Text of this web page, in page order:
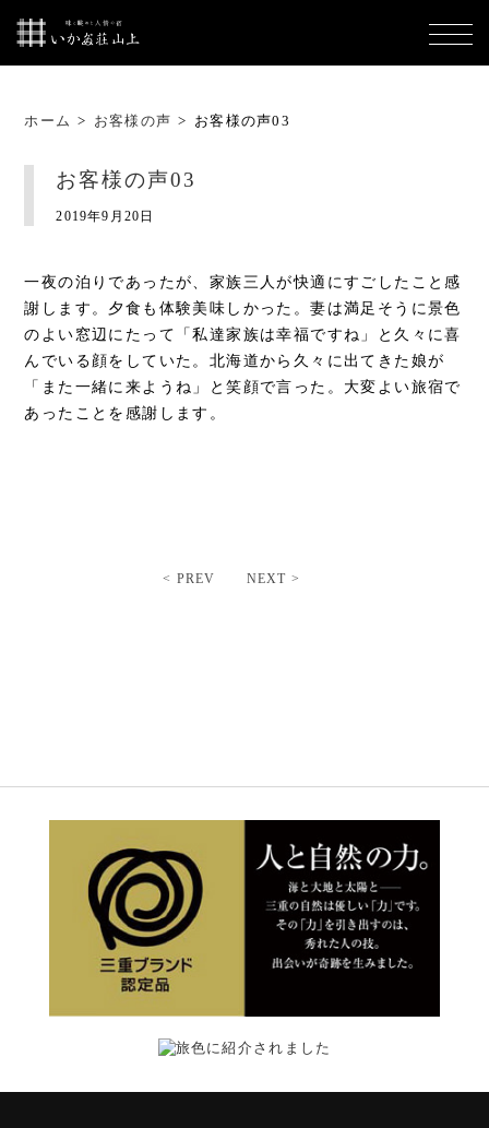
ホーム > お客様の声 > お客様の声03
お客様の声03
2019年9月20日
一夜の泊りであったが、家族三人が快適にすごしたこと感
謝します。夕食も体験美味しかった。妻は満足そうに景色
のよい窓辺にたって「私達家族は幸福ですね」と久々に喜
んでいる顔をしていた。北海道から久々に出てきた娘が
「また一緒に来ようね」と笑顔で言った。大変よい旅宿で
あったことを感謝します。
< PREV NEXT >